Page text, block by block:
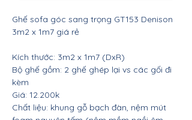
Ghế sofa góc sang trọng GT153 Denison
3m2 x 1m7 giá rẻ
Kích thước: 3m2 x 1m7 (DxR)
Bộ ghế gồm: 2 ghế ghép lại vs các gối đi
kèm
Giá: 12.200k
Chất liệu: khung gỗ bạch đàn, nệm mút